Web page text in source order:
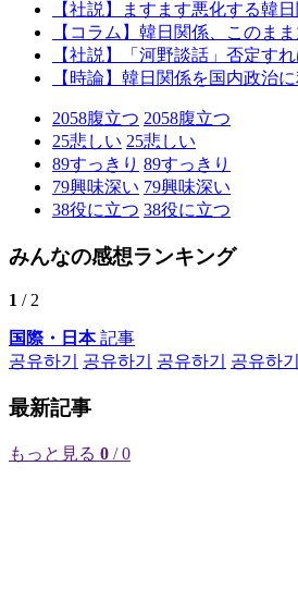
【社説】ますます悪化する韓
【コラム】韓日関係、このま
【社説】「河野談話」否定す
【時論】韓日関係を国内政治
2058腹立つ 2058腹立つ
25悲しい 25悲しい
89すっきり 89すっきり
79興味深い 79興味深い
38役に立つ 38役に立つ
みんなの感想ランキング
1 / 2
国際・日本記事
공유하기
공유하기 공유하기 공유하기
最新記事
もっと見る 0 / 0